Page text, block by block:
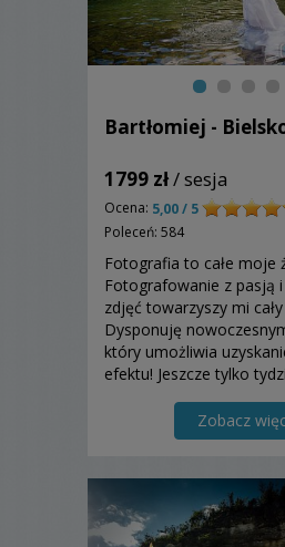
Bartłomiej -
1799 zł/ sesja
Ocena: 5,00 / 5
Poleceń: 584
Fotografia to całe moje
Fotografowanie z pasją i
zdjęć towarzyszy mi
Dysponuję
który umożliwia
efektu! Jeszcze tylko
Zobacz